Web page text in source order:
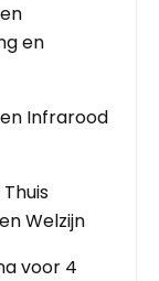
en
Infrarood
Welzijn
voor 4